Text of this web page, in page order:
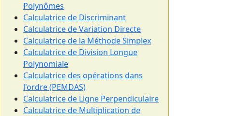
Polynômes
Calculatrice de Discriminant
Calculatrice de Variation Directe
Calculatrice de la Méthode Simplex
Calculatrice de Division Longue
Polynomiale
Calculatrice des opérations dans
l'ordre (PEMDAS)
Calculatrice de Ligne Perpendiculaire
Calculatrice de Multiplication de